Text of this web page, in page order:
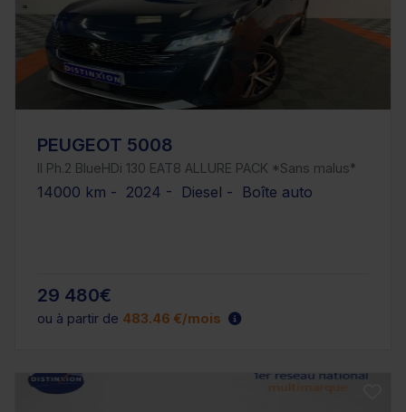
PEUGEOT 5008
II Ph.2 BlueHDi 130 EAT8 ALLURE PACK *Sans malus*
14000 km - 2024 - Diesel - Boîte auto
29 480€
ou à partir de 483.46 €/mois